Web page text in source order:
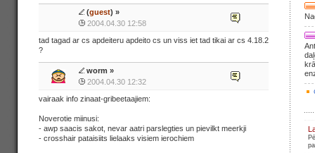
(guest) »
2004.04.30 12:58
tad tagad ar cs apdeiteru apdeito cs un viss iet tad tikai ar cs 4.18.2
?
worm »
2004.04.30 12:32
vairaak info zinaat-gribeetaajiem:
Noverotie miinusi:
- awp saacis sakot, nevar aatri parslegties un pievilkt meerkji
- crosshair pataisiits lielaaks visiem ierochiem